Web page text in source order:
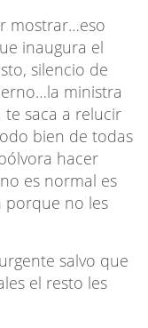
mostrar…eso
inaugura el
silencio de
ministra
te saca a relucir
bien de todas
hacer
es normal es
porque no les
salvo que
el resto les